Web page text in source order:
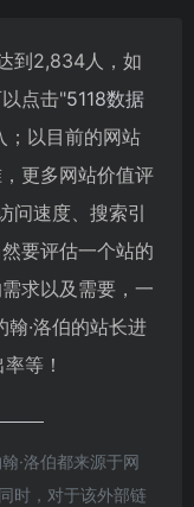
到2,834人，如
点击"5118数据
；以目前的网站
更多网站价值评
问速度、搜索引
要评估一个站的
求以及需要，一
·洛伯的站长进
等！
·洛伯都来源于网
时，对于该外部链